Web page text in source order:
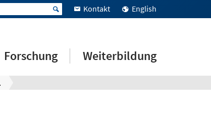
Kontakt English
Forschung Weiterbildung